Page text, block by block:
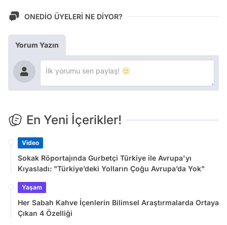
ONEDİO ÜYELERİ NE DİYOR?
Yorum Yazın
En Yeni İçerikler!
Video
Sokak Röportajında Gurbetçi Türkiye ile Avrupa'yı
Kıyasladı: "Türkiye’deki Yolların Çoğu Avrupa’da Yok"
Yaşam
Her Sabah Kahve İçenlerin Bilimsel Araştırmalarda Ortaya
Çıkan 4 Özelliği